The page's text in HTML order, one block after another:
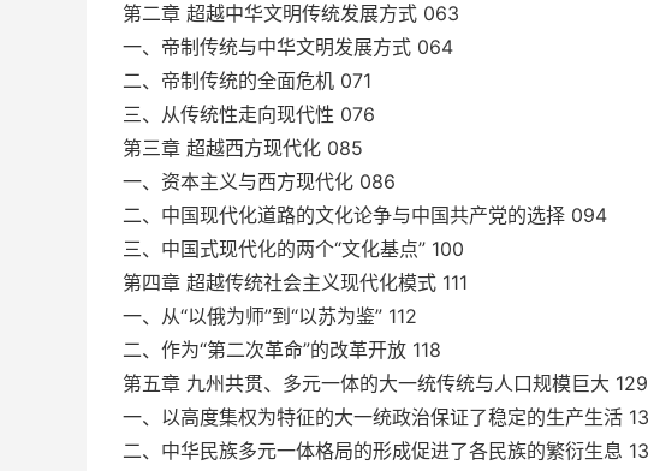
第二章 超越中华文明传统发展方式 063
一、帝制传统与中华文明发展方式 064
二、帝制传统的全面危机 071
三、从传统性走向现代性 076
第三章 超越西方现代化 085
一、资本主义与西方现代化 086
二、中国现代化道路的文化论争与中国共产党的选择 094
三、中国式现代化的两个“文化基点” 100
第四章 超越传统社会主义现代化模式 111
一、从“以俄为师”到“以苏为鉴” 112
二、作为“第二次革命”的改革开放 118
第五章 九州共贯、多元一体的大一统传统与人口规模巨大 129
一、以高度集权为特征的大一统政治保证了稳定的生产生活
二、中华民族多元一体格局的形成促进了各民族的繁衍生息